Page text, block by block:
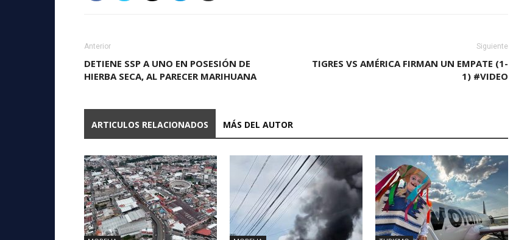
Anterior
DETIENE SSP A UNO EN POSESIÓN DE
HIERBA SECA, AL PARECER MARIHUANA
Siguiente
TIGRES VS AMÉRICA FIRMAN UN EMPATE (1-
1) #VIDEO
ARTICULOS RELACIONADOS MÁS DEL AUTOR